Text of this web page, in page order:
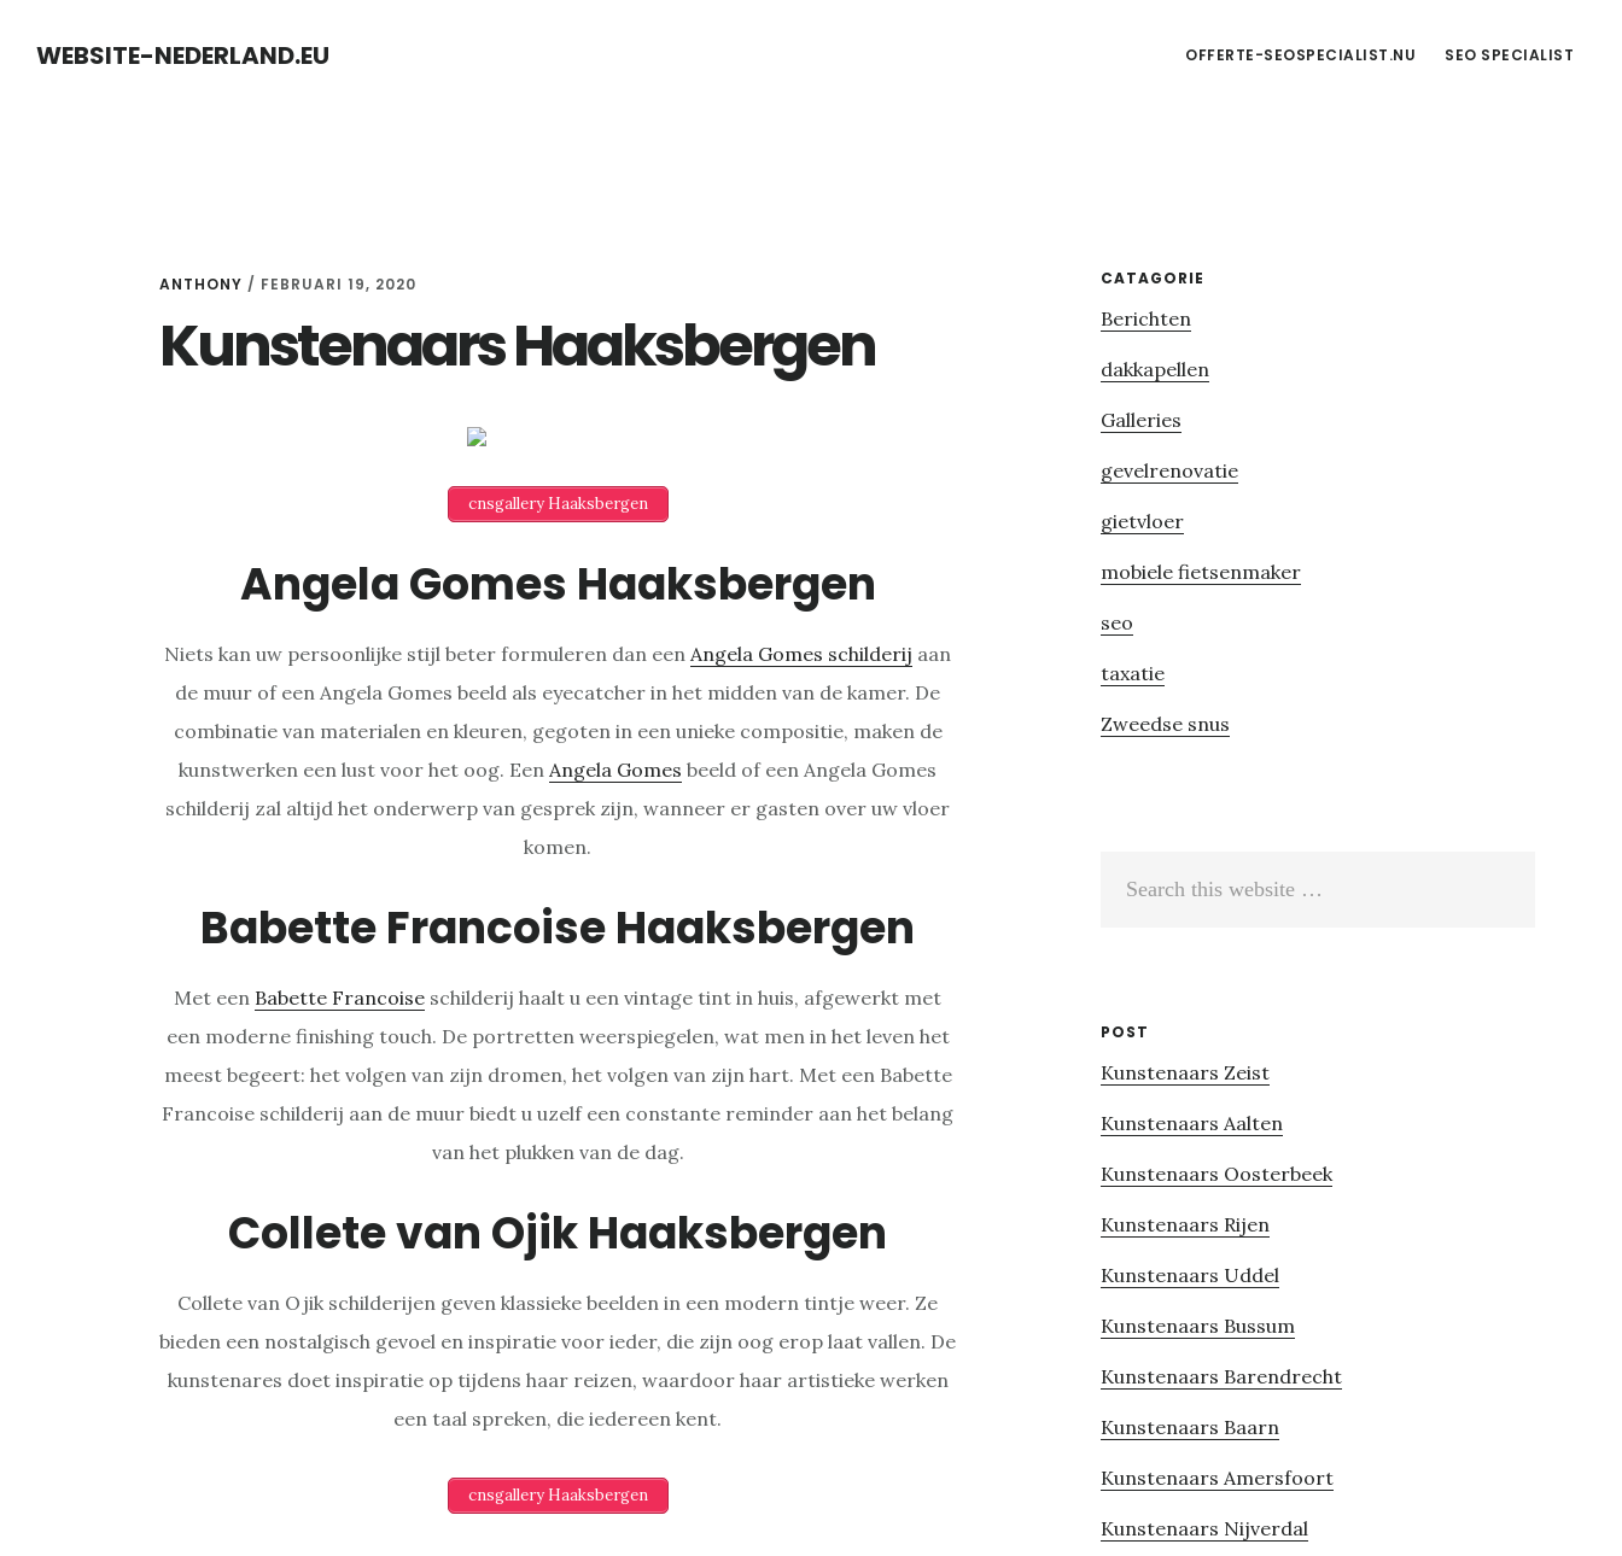
WEBSITE-NEDERLAND.EU OFFERTE-SEOSPECIALIST.NU SEO SPECIALIST
ANTHONY / FEBRUARI 19, 2020
Kunstenaars Haaksbergen
cnsgallery Haaksbergen
Angela Gomes Haaksbergen
Niets kan uw persoonlijke stijl beter formuleren dan een Angela Gomes schilderij aan
de muur of een Angela Gomes beeld als eyecatcher in het midden van de kamer. De
combinatie van materialen en kleuren, gegoten in een unieke compositie, maken de
kunstwerken een lust voor het oog. Een Angela Gomes beeld of een Angela Gomes
schilderij zal altijd het onderwerp van gesprek zijn, wanneer er gasten over uw vloer
komen.
Babette Francoise Haaksbergen
Met een Babette Francoise schilderij haalt u een vintage tint in huis, afgewerkt met
een moderne finishing touch. De portretten weerspiegelen, wat men in het leven het
meest begeert: het volgen van zijn dromen, het volgen van zijn hart. Met een Babette
Francoise schilderij aan de muur biedt u uzelf een constante reminder aan het belang
van het plukken van de dag.
Collete van Ojik Haaksbergen
Collete van Ojik schilderijen geven klassieke beelden in een modern tintje weer. Ze
bieden een nostalgisch gevoel en inspiratie voor ieder, die zijn oog erop laat vallen. De
kunstenares doet inspiratie op tijdens haar reizen, waardoor haar artistieke werken
een taal spreken, die iedereen kent.
cnsgallery Haaksbergen
Primary
Sidebar
CATAGORIE
Berichten
dakkapellen
Galleries
gevelrenovatie
gietvloer
mobiele fietsenmaker
seo
taxatie
Zweedse snus
POST
Kunstenaars Zeist
Kunstenaars Aalten
Kunstenaars Oosterbeek
Kunstenaars Rijen
Kunstenaars Uddel
Kunstenaars Bussum
Kunstenaars Barendrecht
Kunstenaars Baarn
Kunstenaars Amersfoort
Kunstenaars Nijverdal